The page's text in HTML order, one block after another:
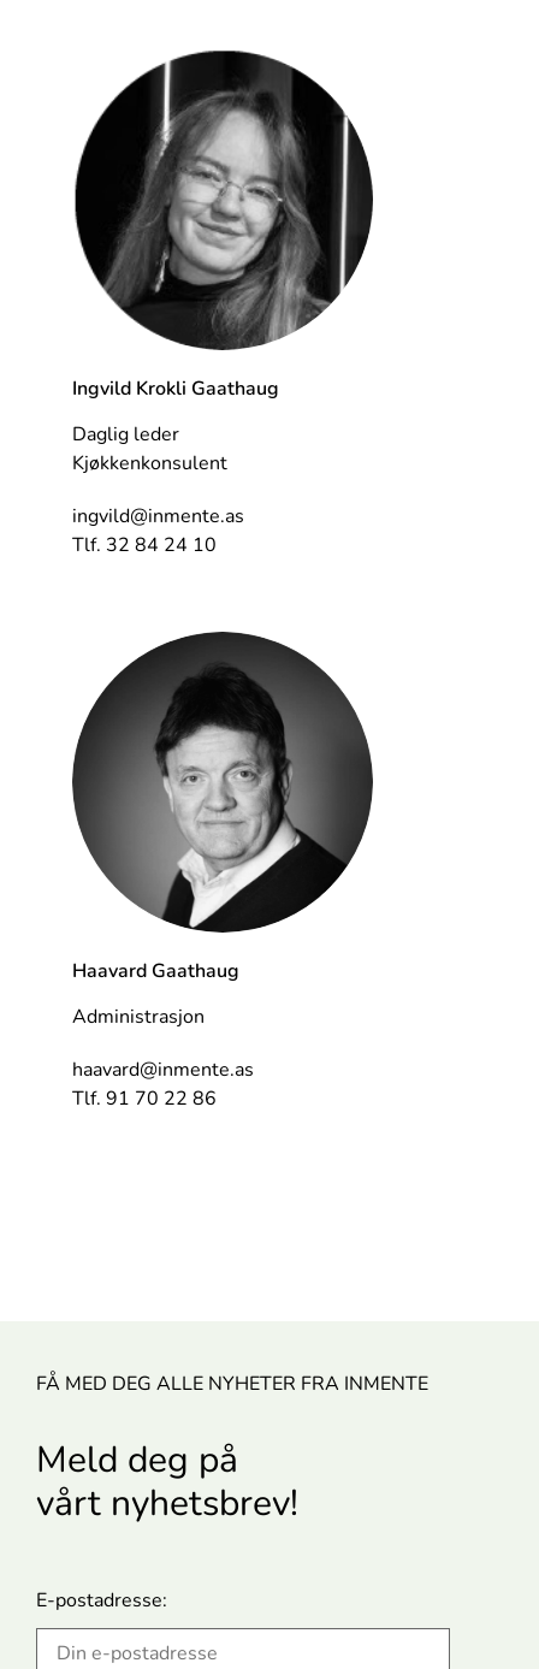
Ingvild Krokli Gaathaug
Daglig leder
Kjøkkenkonsulent
ingvild@inmente.as
Tlf. 32 84 24 10
Haavard Gaathaug
Administrasjon
haavard@inmente.as
Tlf. 91 70 22 86
FÅ MED DEG ALLE NYHETER FRA INMENTE
Meld deg på
vårt nyhetsbrev!
E-postadresse: